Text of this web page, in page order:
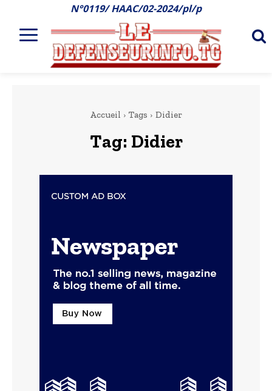
N°0119/ HAAC/02-2024/pl/p
Accueil Tags Didier
Tag: Didier